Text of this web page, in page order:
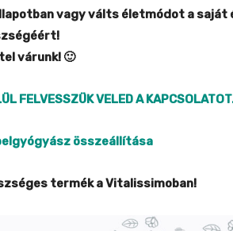
vagy válts életmódot a saját
várunk! 🙂
FELVESSZÜK VELED A
összeállítása
termék a Vitalissimoban!